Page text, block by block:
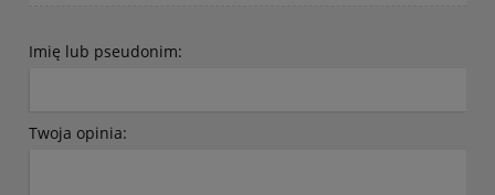
Imię lub pseudonim:
Twoja opinia: